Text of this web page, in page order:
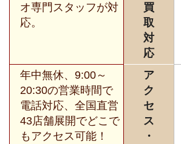
オ専門スタッフが対
応。
買
取
対
応
年中無休、9:00～
20:30の営業時間で
電話対応、全国直営
43店舗展開でどこで
もアクセス可能！
ア
ク
セ
ス
・